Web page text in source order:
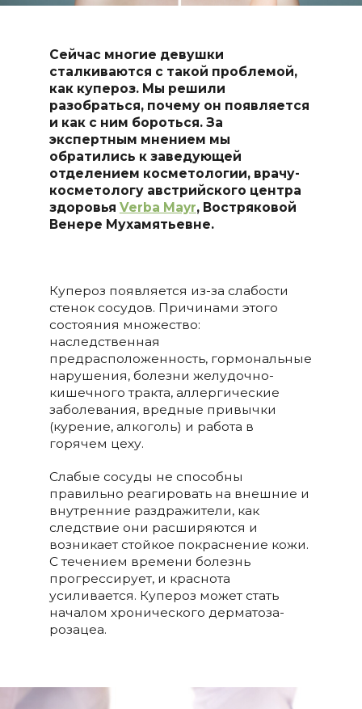
Сейчас многие девушки
сталкиваются с такой проблемой,
как купероз. Мы решили
разобраться, почему он появляется
и как с ним бороться. За
экспертным мнением мы
обратились к заведующей
отделением косметологии, врачу-
косметологу австрийского центра
здоровья Verba Mayr, Востряковой
Венере Мухамятьевне.
Купероз появляется из-за слабости
стенок сосудов. Причинами этого
состояния множество:
наследственная
предрасположенность, гормональные
нарушения, болезни желудочно-
кишечного тракта, аллергические
заболевания, вредные привычки
(курение, алкоголь) и работа в
горячем цеху.
Слабые сосуды не способны
правильно реагировать на внешние и
внутренние раздражители, как
следствие они расширяются и
возникает стойкое покраснение кожи.
С течением времени болезнь
прогрессирует, и краснота
усиливается. Купероз может стать
началом хронического дерматоза-
розацеа.